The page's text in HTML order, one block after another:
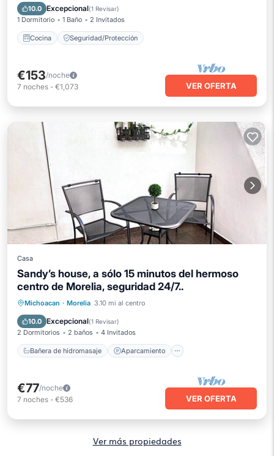
10.0 Excepcional(1 Revisar)
1 Dormitorio 1 Baño 2 Invitados
Cocina Seguridad/Protección
Cocina
€153/noche
7 noches - €1,073 VER OFERTA
Casa
Sandy’s house, a sólo 15 minutos del hermoso
centro de Morelia, seguridad 24/7..
Michoacan · Morelia 3.10 mi al centro
10.0 Excepcional(1 Revisar)
2 Dormitorios 2 baños 4 Invitados
Bañera de hidromasaje Aparcamiento
Bañera de hidromasaje
Cocina
Internet
€77/noche
7 noches - €536 VER OFERTA
Ver más propiedades